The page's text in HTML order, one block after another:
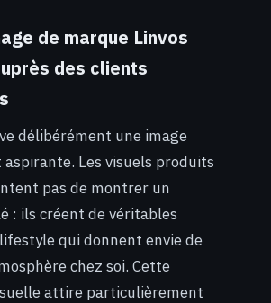
de marque Linvos
des clients
délibérément une image
aspirante. Les visuels produits
pas de montrer un
: ils créent de véritables
qui donnent envie de
chez soi. Cette
attire particulièrement